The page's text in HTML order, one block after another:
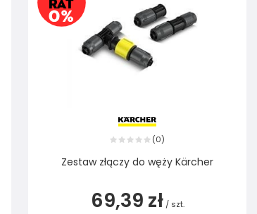
(0)
Zestaw złączy do węży Kärcher
69,39 zł / szt.